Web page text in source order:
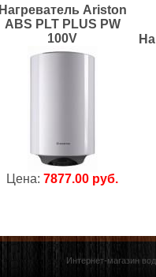
Нагреватель Ariston
ABS PLT PLUS PW
100V
Цена:7877.00 руб.
Интернет-магазин